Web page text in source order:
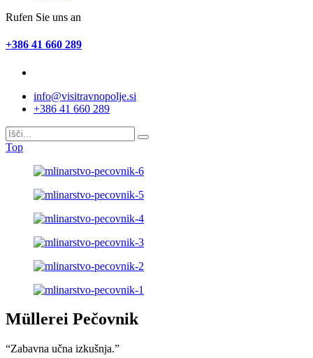
Rufen Sie uns an
+386 41 660 289
info@visitravnopolje.si
+386 41 660 289
Top
Müllerei Pečovnik
“Zabavna učna izkušnja.”